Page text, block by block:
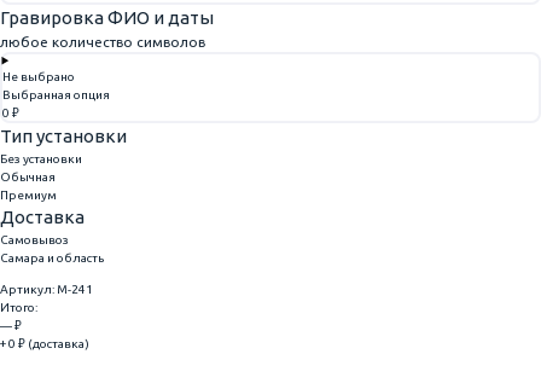
Гравировка ФИО и даты
любое количество символов
Не выбрано
Выбранная опция
0 ₽
Тип установки
Без установки
Обычная
Премиум
Доставка
Самовывоз
Самара и область
Артикул: M-241
Итого:
— ₽
+ 0 ₽ (доставка)